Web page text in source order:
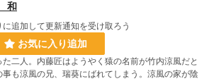
和
に追加して更新通知を受け取ろう
お気に入り追加
二人。内藤匠はようやく猿の名前が竹内涼風だと
も涼風の兄、瑞葵にばれてしまう。涼風の家が陰